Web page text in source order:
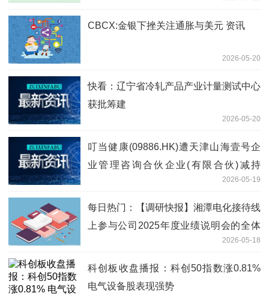
CBCX:金银下挫关注通胀与美元 资讯
2026-05-20
快看：辽宁省冷轧产品产业计量测试中心
获批筹建
2026-05-20
叮当健康(09886.HK)遭天津山海壹号企
业管理咨询合伙企业(有限合伙)减持
2026-05-19
每日热门：【调研快报】湘潭电化接待线
上参与公司2025年度业绩说明会的全体
2026-05-18
科创板收盘播报：科创50指数涨0.81%
电气设备股表现强势